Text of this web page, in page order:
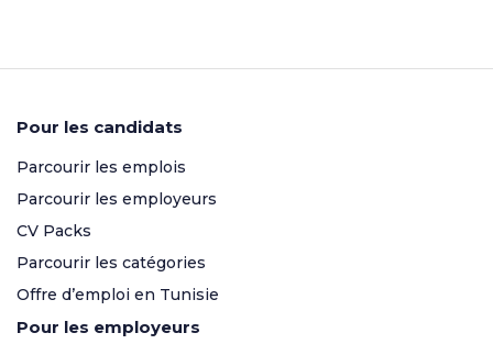
Pour les candidats
Parcourir les emplois
Parcourir les employeurs
CV Packs
Parcourir les catégories
Offre d’emploi en Tunisie
Pour les employeurs